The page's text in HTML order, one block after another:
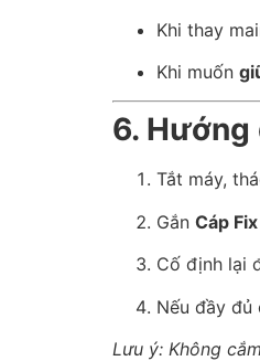
Khi thay
Khi muốn
6. Hướng
Tắt máy,
Gắn Cáp
Cố định lại
Nếu đầy
Lưu ý: Không